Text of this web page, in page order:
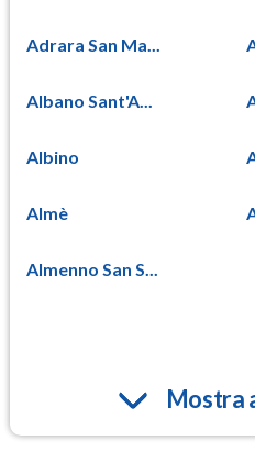
Adrara San Ma...
Albano Sant'A...
Albino
Almè
Almenno San S...
Mostra